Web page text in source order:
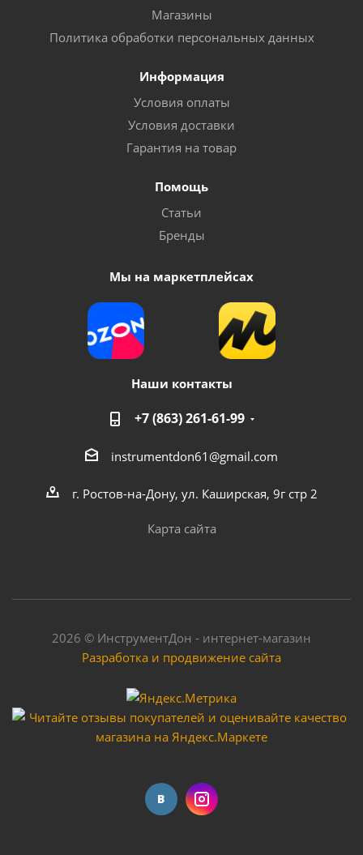
Магазины
Политика обработки персональных данных
Информация
Условия оплаты
Условия доставки
Гарантия на товар
Помощь
Статьи
Бренды
Мы на маркетплейсах
Наши контакты
+7 (863) 261-61-99
instrumentdon61@gmail.com
г. Ростов-на-Дону, ул. Каширская, 9г стр 2
Карта сайта
2026 © ИнструментДон - интернет-магазин
Разработка и продвижение сайта